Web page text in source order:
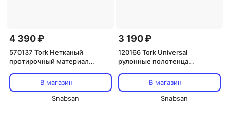
4 390 ₽
570137 Tork Нетканый
протирочный материал
В магазин
Snabsan
3 190 ₽
120166 Tork Universal
рулонные полотенца
вытяжкойВ магазин
Snabsan